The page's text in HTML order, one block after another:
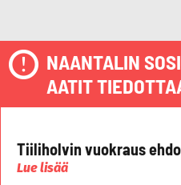
NAANTALIN
AATIT
Tiiliholvin vuokraus
Lue lisää